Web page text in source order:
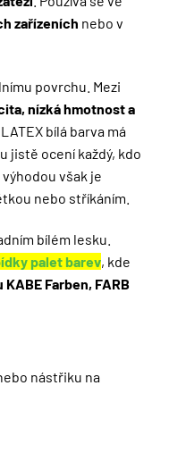
zařízeních nebo v
povrchu. Mezi
nízká hmotnost a
bílá barva má
jistě ocení každý, kdo
však je
nebo stříkáním.
bílém lesku.
palet barev, kde
Farben, FARB
nástřiku na